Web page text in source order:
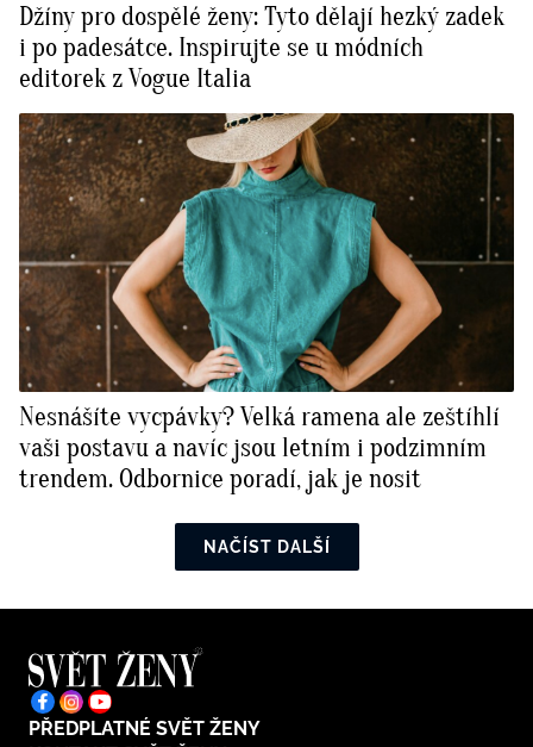
Džíny pro dospělé ženy: Tyto dělají hezký zadek
i po padesátce. Inspirujte se u módních
editorek z Vogue Italia
Nesnášíte vycpávky? Velká ramena ale zeštíhlí
vaši postavu a navíc jsou letním i podzimním
trendem. Odbornice poradí, jak je nosit
NAČÍST DALŠÍ
PŘEDPLATNÉ SVĚT ŽENY